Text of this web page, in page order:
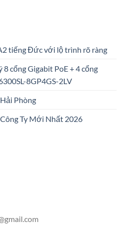
tiếng Đức với lộ trình rõ ràng
cổng Gigabit PoE + 4 cổng
8GP4GS-2LV
Phòng
Ty Mới Nhất 2026